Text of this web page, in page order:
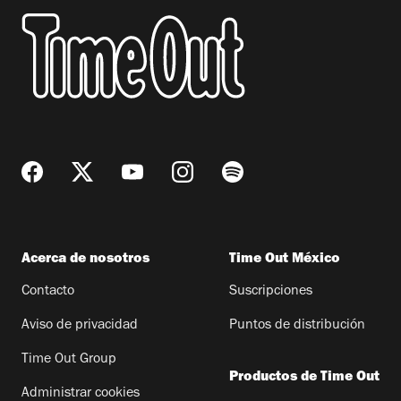
Acerca de nosotros
Contacto
Aviso de privacidad
Time Out Group
Administrar cookies
Time Out México
Suscripciones
Puntos de distribución
Productos de Time Out